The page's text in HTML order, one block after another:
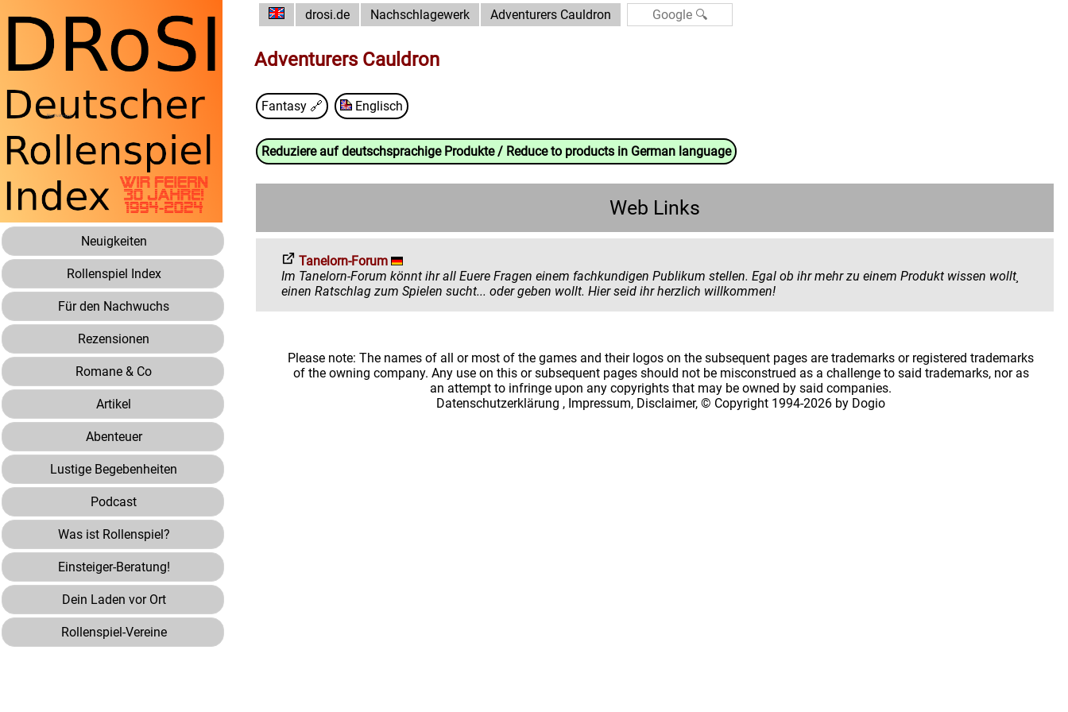
Neuigkeiten
Rollenspiel Index
Für den Nachwuchs
Rezensionen
Romane & Co
Artikel
Abenteuer
Lustige Begebenheiten
Podcast
Was ist Rollenspiel?
Einsteiger-Beratung!
Dein Laden vor Ort
Rollenspiel-Vereine
drosi.de Nachschlagewerk Adventurers Cauldron
Adventurers Cauldron
Fantasy 🔗 Englisch
Reduziere auf deutschsprachige Produkte / Reduce to products in German language
Web Links
Tanelorn-Forum
Im Tanelorn-Forum könnt ihr all Euere Fragen einem fachkundigen Publikum stellen. Egal ob ihr mehr zu einem Produkt wissen wollt¸
einen Ratschlag zum Spielen sucht... oder geben wollt. Hier seid ihr herzlich willkommen!
Please note: The names of all or most of the games and their logos on the subsequent pages are trademarks or registered trademarks
of the owning company. Any use on this or subsequent pages should not be misconstrued as a challenge to said trademarks, nor as
an attempt to infringe upon any copyrights that may be owned by said companies.
Datenschutzerklärung , Impressum, Disclaimer, © Copyright 1994-2026 by Dogio